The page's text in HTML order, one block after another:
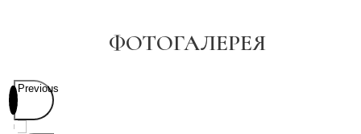
ФОТОГАЛЕРЕЯ
Previous